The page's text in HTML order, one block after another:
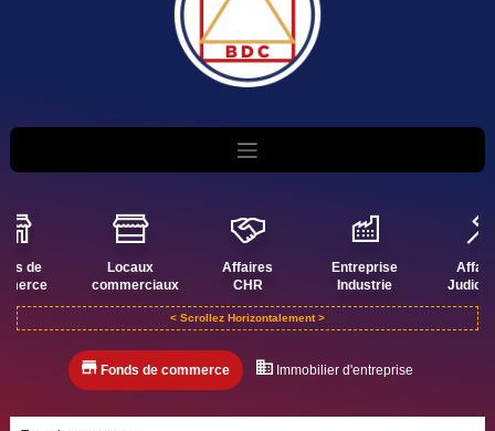
de
Locaux
commerciaux
Affaires
CHR
Entreprise
Industrie
Fonds de commerce Immobilier d'entreprise